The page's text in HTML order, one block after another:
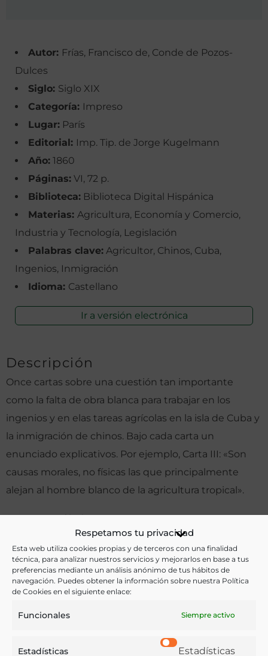
Respetamos tu privacidad
Esta web utiliza cookies propias y de terceros con una finalidad
técnica, para analizar nuestros servicios y mejorarlos en base a tus
preferencias mediante un análisis anónimo de tus hábitos de
navegación. Puedes obtener la información sobre nuestra Política
de Cookies en el siguiente enlace:
Funcionales Siempre activo
Estadísticas Estadísticas
Autor: Frías, Francisco de, Conde de Pozos-
Dulces
Siglo: Siglo XIX
Categoría: Impreso
Lugar: París
Editorial: Imp. Tip. de Jorge Kugelmann
Año: 1860
Páginas: VI, 72 p.
Biblioteca: Biblioteca Digital Hispánica
Materias: Agricultura, Economía y Comercio,
Industria y Tecnología, Legislación
Palabras clave: Agricultor, Chinos, Cuba,
Ingenios, Inmigración
Idioma: Castellano
Ir a versión electrónica
Descripción
Once cartas sobre una cuestión tan importante
como la falta de obra blanca para trabajar en los
ingenios y en elas tareas agrícolas en la isla de Cuba y
la inmigración de chinos. Bajo cada carta un
enunciado explicativos. Por ejemplo, Carta III: «Son
causas morales, no físicas las que principalmente
alejan al hombre blanco de la agricultura tropical».
Otras ediciones:
Notas:
Ver más libros de estas materias:
Economía y Comercio,Industria y